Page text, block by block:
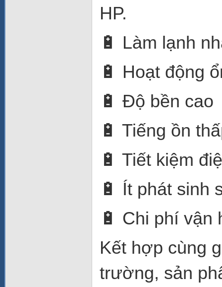
HP.
🔋 Làm lạnh
🔋 Hoạt động
🔋 Độ bền cao
🔋 Tiếng ồn
🔋 Tiết kiệm
🔋 Ít phát sinh
🔋 Chi phí vận
Kết hợp cùng
trường, sản